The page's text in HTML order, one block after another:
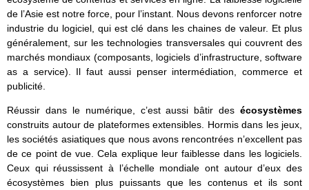
de l’Asie est notre force, pour l’instant. Nous devons renforcer notre
industrie du logiciel, qui est clé dans les chaines de valeur. Et plus
généralement, sur les technologies transversales qui couvrent des
marchés mondiaux (composants, logiciels d’infrastructure, software
as a service). Il faut aussi penser intermédiation, commerce et
publicité.
Réussir dans le numérique, c’est aussi bâtir des écosystèmes
construits autour de plateformes extensibles. Hormis dans les jeux,
les sociétés asiatiques que nous avons rencontrées n’excellent pas
de ce point de vue. Cela explique leur faiblesse dans les logiciels.
Ceux qui réussissent à l’échelle mondiale ont autour d’eux des
écosystèmes bien plus puissants que les contenus et ils sont